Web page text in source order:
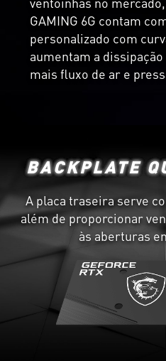
GAMING 6G contam
personalizado com
aumentam a
mais fluxo de ar e
BACKPLATE
A placa traseira serve
além de proporcionar
às aberturas